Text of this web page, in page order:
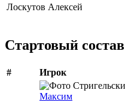
Лоскутов Алексей
Стартовый состав
# Игрок
Максим